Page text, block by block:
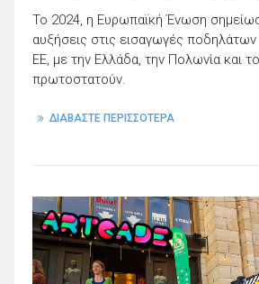
Το 2024, η Ευρωπαϊκή Ένωση
αυξήσεις στις εισαγωγές
ΕΕ, με την Ελλάδα, την Πολωνία και
πρωτοστατούν.
ΔΙΑΒΑΣΤΕ ΠΕΡΙΣΣΟΤΕΡΑ